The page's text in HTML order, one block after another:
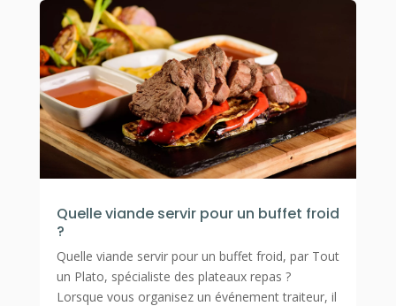
Quelle viande servir pour un buffet froid
?
Quelle viande servir pour un buffet froid, par Tout
un Plato, spécialiste des plateaux repas ?
Lorsque vous organisez un événement traiteur, il